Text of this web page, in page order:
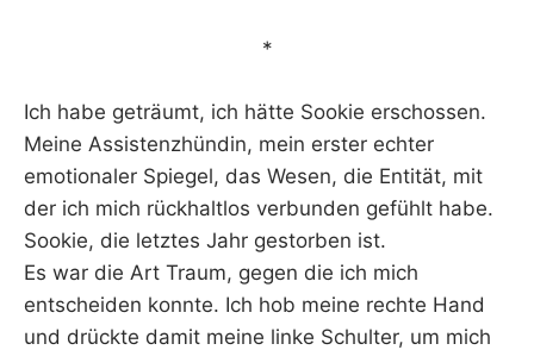
*
Ich habe geträumt, ich hätte Sookie erschossen.
Meine Assistenzhündin, mein erster echter
emotionaler Spiegel, das Wesen, die Entität, mit
der ich mich rückhaltlos verbunden gefühlt habe.
Sookie, die letztes Jahr gestorben ist.
Es war die Art Traum, gegen die ich mich
entscheiden konnte. Ich hob meine rechte Hand
und drückte damit meine linke Schulter, um mich